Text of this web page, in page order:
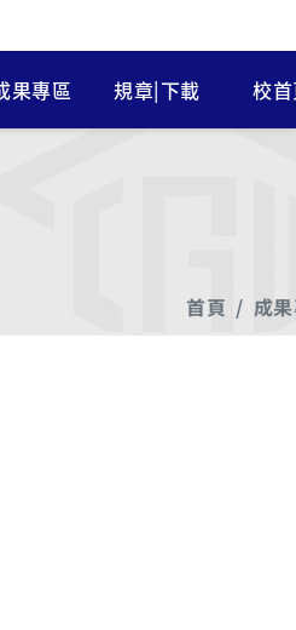
果專區 規章|下載 校
首頁 成